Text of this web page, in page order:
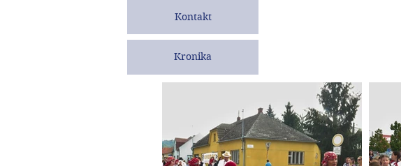
Kontakt
Kronika